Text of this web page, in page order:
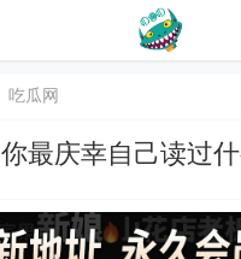
吃瓜网
你最庆幸自己读过